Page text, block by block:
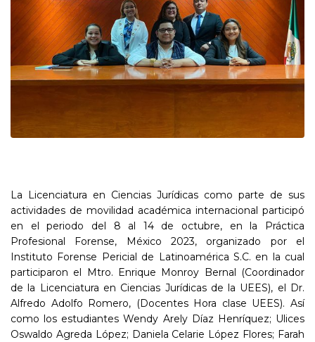
La Licenciatura en Ciencias Jurídicas como parte de sus
actividades de movilidad académica internacional participó
en el periodo del 8 al 14 de octubre, en la Práctica
Profesional Forense, México 2023, organizado por el
Instituto Forense Pericial de Latinoamérica S.C. en la cual
participaron el Mtro. Enrique Monroy Bernal (Coordinador
de la Licenciatura en Ciencias Jurídicas de la UEES), el Dr.
Alfredo Adolfo Romero, (Docentes Hora clase UEES). Así
como los estudiantes Wendy Arely Díaz Henríquez; Ulices
Oswaldo Agreda López; Daniela Celarie López Flores; Farah